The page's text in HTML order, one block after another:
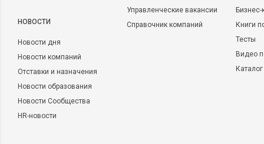
НОВОСТИ
Новости дня
Новости компаний
Отставки и назначения
Новости образования
Новости Сообщества
HR-новости
Управленческие вакансии
Справочник компаний
Книги
Тесты
Видео